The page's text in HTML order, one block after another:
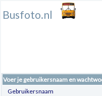
Busfoto.nl
Voer je gebruikersnaam en
Gebruikersnaam